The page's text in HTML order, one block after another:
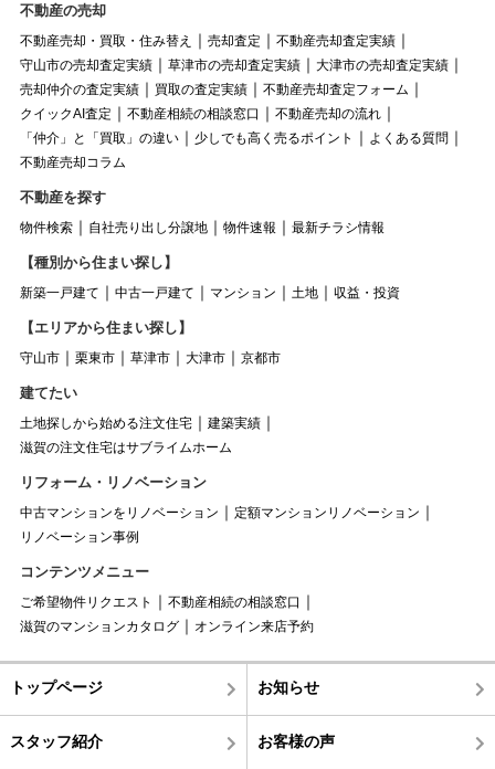
不動産の売却
不動産売却・買取・住み替え 売却査定
不動産売却査定実績
守山市の売却査定実績
草津市の売却査定実績
大津市の売却査定実績
売却仲介の査定実績
買取の査定実績
不動産売却査定フォーム
クイックAI査定
不動産相続の相談窓口
不動産売却の流れ
「仲介」と「買取」の違い
少しでも高く売るポイント
よくある質問
不動産売却コラム
不動産を探す
物件検索 自社売り出し分譲地 物件速報 最新チラシ情報
【種別から住まい探し】
新築一戸建て 中古一戸建て マンション 土地 収益・投資
【エリアから住まい探し】
守山市 栗東市 草津市 大津市 京都市
建てたい
土地探しから始める注文住宅
建築実績
滋賀の注文住宅はサブライムホーム
リフォーム・リノベーション
中古マンションをリノベーション
定額マンションリノベーション
リノベーション事例
コンテンツメニュー
ご希望物件リクエスト
不動産相続の相談窓口
滋賀のマンションカタログ
オンライン来店予約
トップページ お知らせ
スタッフ紹介 お客様の声